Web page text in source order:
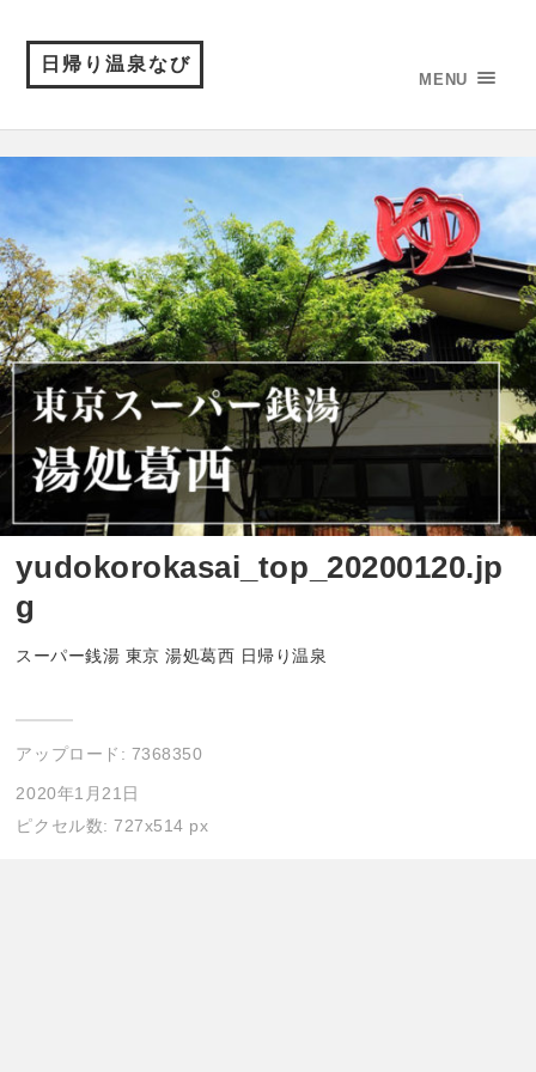
日帰り温泉なび
MENU
yudokorokasai_top_20200120.jp
g
スーパー銭湯 東京 湯処葛西 日帰り温泉
アップロード: 7368350
2020年1月21日
ピクセル数: 727x514 px